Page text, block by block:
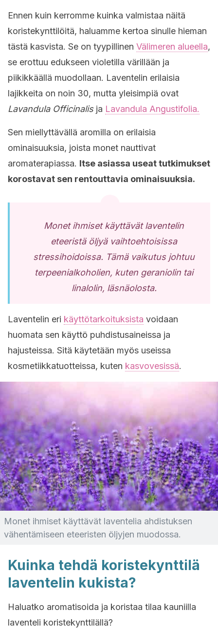
Ennen kuin kerromme kuinka valmistaa näitä
koristekynttilöitä, haluamme kertoa sinulle hieman
tästä kasvista. Se on tyypillinen Välimeren alueella,
se erottuu edukseen violetilla värillään ja
piikikkäällä muodollaan. Laventelin erilaisia
lajikkeita on noin 30, mutta yleisimpiä ovat
Lavandula Officinalisja Lavandula Angustifolia.
Sen miellyttävällä aromilla on erilaisia ​​
ominaisuuksia, joista monet nauttivat
aromaterapiassa. Itse asiassa useat tutkimukset
korostavat sen rentouttavia ominaisuuksia.
Monet ihmiset käyttävät laventelin
eteeristä öljyä vaihtoehtoisissa
stressihoidoissa. Tämä vaikutus johtuu
terpeenialkoholien, kuten geraniolin tai
linalolin, läsnäolosta.
Laventelin eri käyttötarkoituksista voidaan
huomata sen käyttö puhdistusaineissa ja
hajusteissa. Sitä käytetään myös useissa
kosmetiikkatuotteissa, kuten kasvovesissä.
Monet ihmiset käyttävät laventelia ahdistuksen
vähentämiseen eteeristen öljyjen muodossa.
Kuinka tehdä koristekynttilä
laventelin kukista?
Haluatko aromatisoida ja koristaa tilaa kauniilla
laventeli koristekynttilällä?